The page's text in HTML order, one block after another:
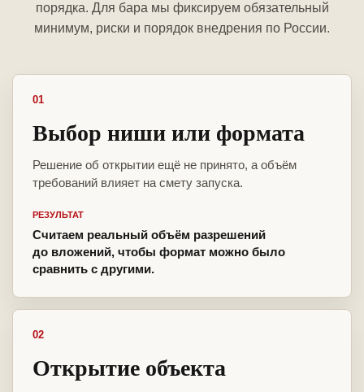
порядка. Для бара мы фиксируем обязательный
минимум, риски и порядок внедрения по России.
01
Выбор ниши или формата
Решение об открытии ещё не принято, а объём
требований влияет на смету запуска.
РЕЗУЛЬТАТ
Считаем реальный объём разрешений
до вложений, чтобы формат можно было
сравнить с другими.
02
Открытие объекта